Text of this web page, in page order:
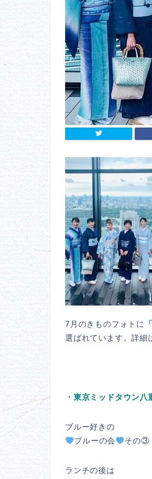
7月のきものフォトに
選ばれています。詳細
・東京ミッドタウン八
ブルー好きの
ブルーの会
その③
ランチの後は